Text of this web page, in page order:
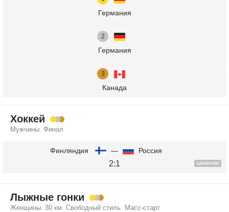
Германия
Германия
Канада
Хоккей
Мужчины. Финал
Финляндия — Россия
2:1 ЗАКОНЧЕН
Лыжные гонки
Женщины. 30 км. Свободный стиль. Масс-старт